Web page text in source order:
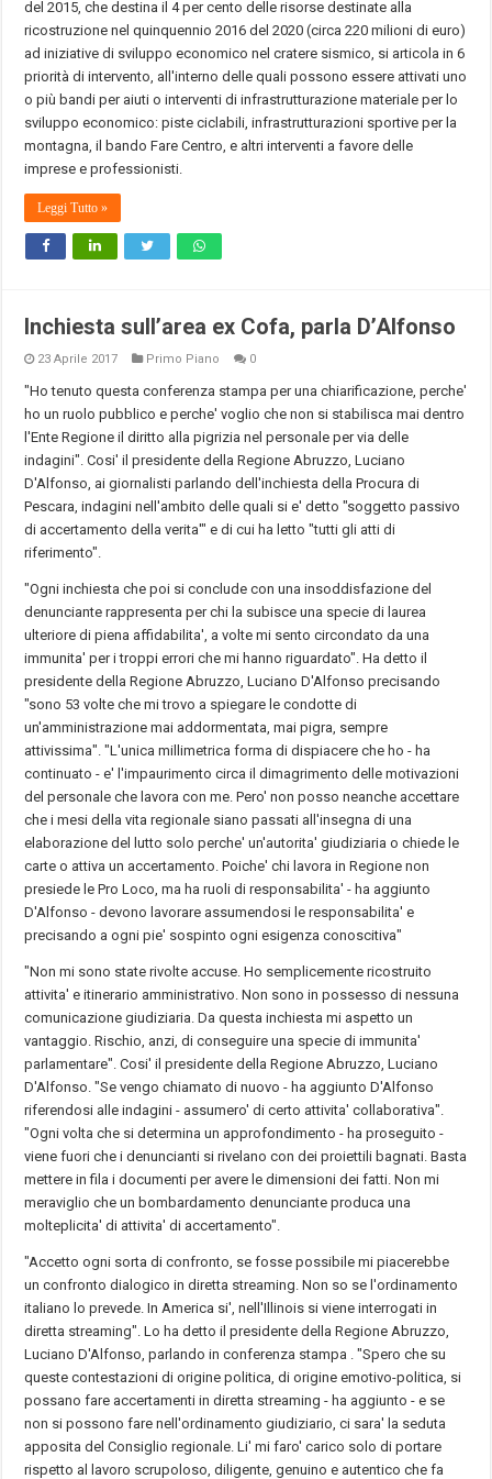
del 2015, che destina il 4 per cento delle risorse destinate alla
ricostruzione nel quinquennio 2016 del 2020 (circa 220 milioni di euro)
ad iniziative di sviluppo economico nel cratere sismico, si articola in 6
priorità di intervento, all'interno delle quali possono essere attivati uno
o più bandi per aiuti o interventi di infrastrutturazione materiale per lo
sviluppo economico: piste ciclabili, infrastrutturazioni sportive per la
montagna, il bando Fare Centro, e altri interventi a favore delle
imprese e professionisti.
Leggi Tutto »
Inchiesta sull’area ex Cofa, parla D’Alfonso
23 Aprile 2017 Primo Piano 0
"Ho tenuto questa conferenza stampa per una chiarificazione, perche'
ho un ruolo pubblico e perche' voglio che non si stabilisca mai dentro
l'Ente Regione il diritto alla pigrizia nel personale per via delle
indagini". Cosi' il presidente della Regione Abruzzo, Luciano
D'Alfonso, ai giornalisti parlando dell'inchiesta della Procura di
Pescara, indagini nell'ambito delle quali si e' detto "soggetto passivo
di accertamento della verita'" e di cui ha letto "tutti gli atti di
riferimento".
"Ogni inchiesta che poi si conclude con una insoddisfazione del
denunciante rappresenta per chi la subisce una specie di laurea
ulteriore di piena affidabilita', a volte mi sento circondato da una
immunita' per i troppi errori che mi hanno riguardato". Ha detto il
presidente della Regione Abruzzo, Luciano D'Alfonso precisando
"sono 53 volte che mi trovo a spiegare le condotte di
un'amministrazione mai addormentata, mai pigra, sempre
attivissima". "L'unica millimetrica forma di dispiacere che ho - ha
continuato - e' l'impaurimento circa il dimagrimento delle motivazioni
del personale che lavora con me. Pero' non posso neanche accettare
che i mesi della vita regionale siano passati all'insegna di una
elaborazione del lutto solo perche' un'autorita' giudiziaria o chiede le
carte o attiva un accertamento. Poiche' chi lavora in Regione non
presiede le Pro Loco, ma ha ruoli di responsabilita' - ha aggiunto
D'Alfonso - devono lavorare assumendosi le responsabilita' e
precisando a ogni pie' sospinto ogni esigenza conoscitiva"
"Non mi sono state rivolte accuse. Ho semplicemente ricostruito
attivita' e itinerario amministrativo. Non sono in possesso di nessuna
comunicazione giudiziaria. Da questa inchiesta mi aspetto un
vantaggio. Rischio, anzi, di conseguire una specie di immunita'
parlamentare". Cosi' il presidente della Regione Abruzzo, Luciano
D'Alfonso. "Se vengo chiamato di nuovo - ha aggiunto D'Alfonso
riferendosi alle indagini - assumero' di certo attivita' collaborativa".
"Ogni volta che si determina un approfondimento - ha proseguito -
viene fuori che i denuncianti si rivelano con dei proiettili bagnati. Basta
mettere in fila i documenti per avere le dimensioni dei fatti. Non mi
meraviglio che un bombardamento denunciante produca una
molteplicita' di attivita' di accertamento".
"Accetto ogni sorta di confronto, se fosse possibile mi piacerebbe
un confronto dialogico in diretta streaming. Non so se l'ordinamento
italiano lo prevede. In America si', nell'Illinois si viene interrogati in
diretta streaming". Lo ha detto il presidente della Regione Abruzzo,
Luciano D'Alfonso, parlando in conferenza stampa . "Spero che su
queste contestazioni di origine politica, di origine emotivo-politica, si
possano fare accertamenti in diretta streaming - ha aggiunto - e se
non si possono fare nell'ordinamento giudiziario, ci sara' la seduta
apposita del Consiglio regionale. Li' mi faro' carico solo di portare
rispetto al lavoro scrupoloso, diligente, genuino e autentico che fa